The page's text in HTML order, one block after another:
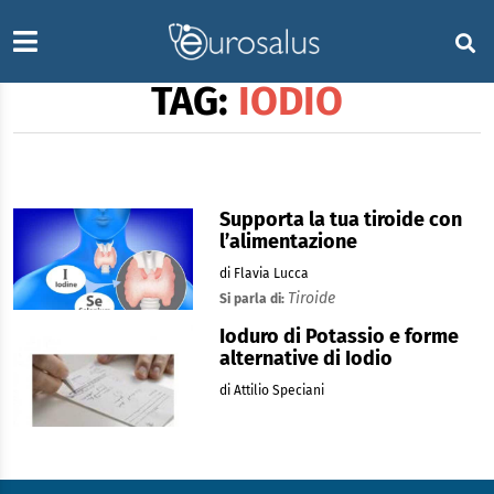
TAG: IODIO
Supporta la tua tiroide con
l’alimentazione
di Flavia Lucca
Si parla di: Tiroide
Ioduro di Potassio e forme
alternative di Iodio
di Attilio Speciani